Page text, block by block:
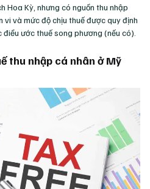
Hoa Kỳ, nhưng có nguồn thu nhập
và mức độ chịu thuế được quy định
ước thuế song phương (nếu có).
thu nhập cá nhân ở Mỹ